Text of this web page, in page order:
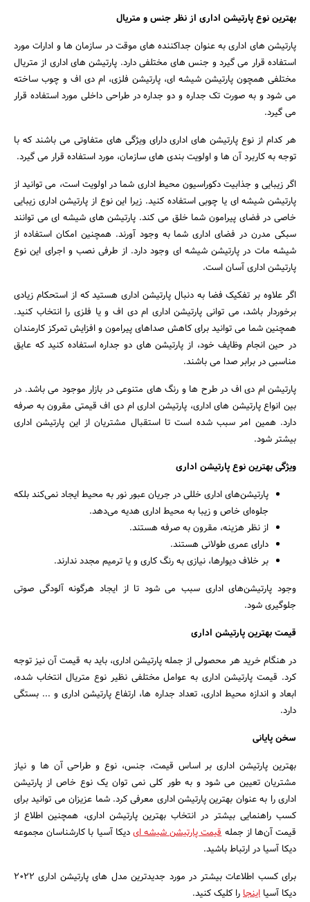
بهترین نوع پارتیشن اداری از نظر جنس و متریال
پارتیشن های اداری به عنوان جداکننده های موقت در سازمان ها و ادارات مورد
استفاده قرار می گیرد و جنس های مختلفی دارد. پارتیشن های اداری از متریال
مختلفی همچون پارتیشن شیشه ای، پارتیشن فلزی، ام دی اف و چوب ساخته
می شود و به صورت تک جداره و دو جداره در طراحی داخلی مورد استفاده قرار
می گیرد.
هر کدام از نوع پارتیشن های اداری دارای ویژگی های متفاوتی می باشند که با
توجه به کاربرد آن ها و اولویت بندی های سازمان، مورد استفاده قرار می گیرد.
اگر زیبایی و جذابیت دکوراسیون محیط اداری شما در اولویت است، می توانید از
پارتیشن شیشه ای یا چوبی استفاده کنید. زیرا این نوع از پارتیشن اداری زیبایی
خاصی در فضای پیرامون شما خلق می کند. پارتیشن های شیشه ای می توانند
سبکی مدرن در فضای اداری شما به وجود آورند. همچنین امکان استفاده از
شیشه مات در پارتیشن شیشه ای وجود دارد. از طرفی نصب و اجرای این نوع
پارتیشن اداری آسان است.
اگر علاوه بر تفکیک فضا به دنبال پارتیشن اداری هستید که از استحکام زیادی
برخوردار باشد، می توانی پارتیشن اداری ام دی اف و یا فلزی را انتخاب کنید.
همچنین شما می توانید برای کاهش صداهای پیرامون و افزایش تمرکز کارمندان
در حین انجام وظایف خود، از پارتیشن های دو جداره استفاده کنید که عایق
مناسبی در برابر صدا می باشند.
پارتیشن ام دی اف در طرح ها و رنگ های متنوعی در بازار موجود می باشد. در
بین انواع پارتیشن های اداری، پارتیشن اداری ام دی اف قیمتی مقرون به صرفه
دارد. همین امر سبب شده است تا استقبال مشتریان از این پارتیشن اداری
بیشتر شود.
ویژگی بهترین نوع پارتیشن اداری
پارتیشن‌های اداری خللی در جریان عبور نور به محیط ایجاد نمی‌کند بلکه
جلوه‌ای خاص و زیبا به محیط اداری هدیه می‌دهد.
از نظر هزینه، مقرون به صرفه هستند.
دارای عمری طولانی هستند.
بر خلاف دیوارها، نیازی به رنگ کاری و یا ترمیم مجدد ندارند.
وجود پارتیشن‌های اداری سبب می شود تا از ایجاد هرگونه آلودگی صوتی
جلوگیری شود.
قیمت بهترین پارتیشن اداری
در هنگام خرید هر محصولی از جمله پارتیشن اداری، باید به قیمت آن نیز توجه
کرد. قیمت پارتیشن اداری به عوامل مختلفی نظیر نوع متریال انتخاب شده،
ابعاد و اندازه محیط اداری، تعداد جداره ها، ارتفاع پارتیشن اداری و ... بستگی
دارد.
سخن پایانی
بهترین پارتیشن اداری بر اساس قیمت، جنس، نوع و طراحی آن ها و نیاز
مشتریان تعیین می شود و به طور کلی نمی توان یک نوع خاص از پارتیشن
اداری را به عنوان بهترین پارتیشن اداری معرفی کرد. شما عزیزان می توانید برای
کسب راهنمایی بیشتر در انتخاب بهترین پارتیشن اداری، همچنین اطلاع از
قیمت آن‌ها از جملهقیمت پارتیشن شیشه ایدیکا آسیا با کارشناسان مجموعه
دیکا آسیا در ارتباط باشید.
برای کسب اطلاعات بیشتر در مورد جدیدترین مدل های پارتیشن اداری 2022
دیکا آسیا اینجارا کلیک کنید.